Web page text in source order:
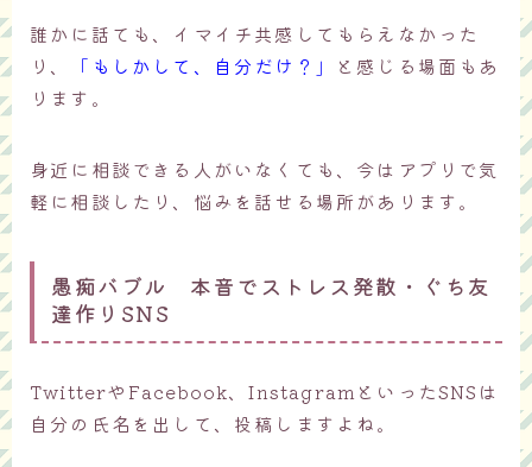
誰かに話ても、イマイチ共感してもらえなかった
り、
「 もしかして、自分だけ？ 」
と感じる場面もあ
ります。
身近に相談できる人がいなくても、今はアプリで気
軽に相談したり、悩みを話せる場所があります。
愚痴バブル 本音でストレス発散・ぐち友
達作りSNS
TwitterやFacebook、InstagramといったSNSは
自分の氏名を出して、投稿しますよね。